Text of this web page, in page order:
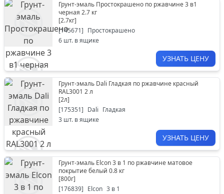
Грунт-эмаль Простокрашено по ржавчине 3 в1
черная 2.7 кг
[2.7кг]
[145671] Простокрашено
6 шт. в ящике
УЗНАТЬ ЦЕНУ
Грунт-эмаль Dali Гладкая по ржавчине красный
RAL3001 2 л
[2л]
[175351] Dali Гладкая
3 шт. в ящике
УЗНАТЬ ЦЕНУ
Грунт-эмаль Elcon 3 в 1 по ржавчине матовое
покрытие белый 0.8 кг
[800г]
[176839] Elcon 3 в 1